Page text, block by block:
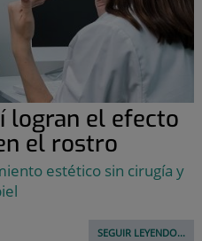
logran el efecto
el rostro
estético sin cirugía y
SEGUIR LEYENDO...